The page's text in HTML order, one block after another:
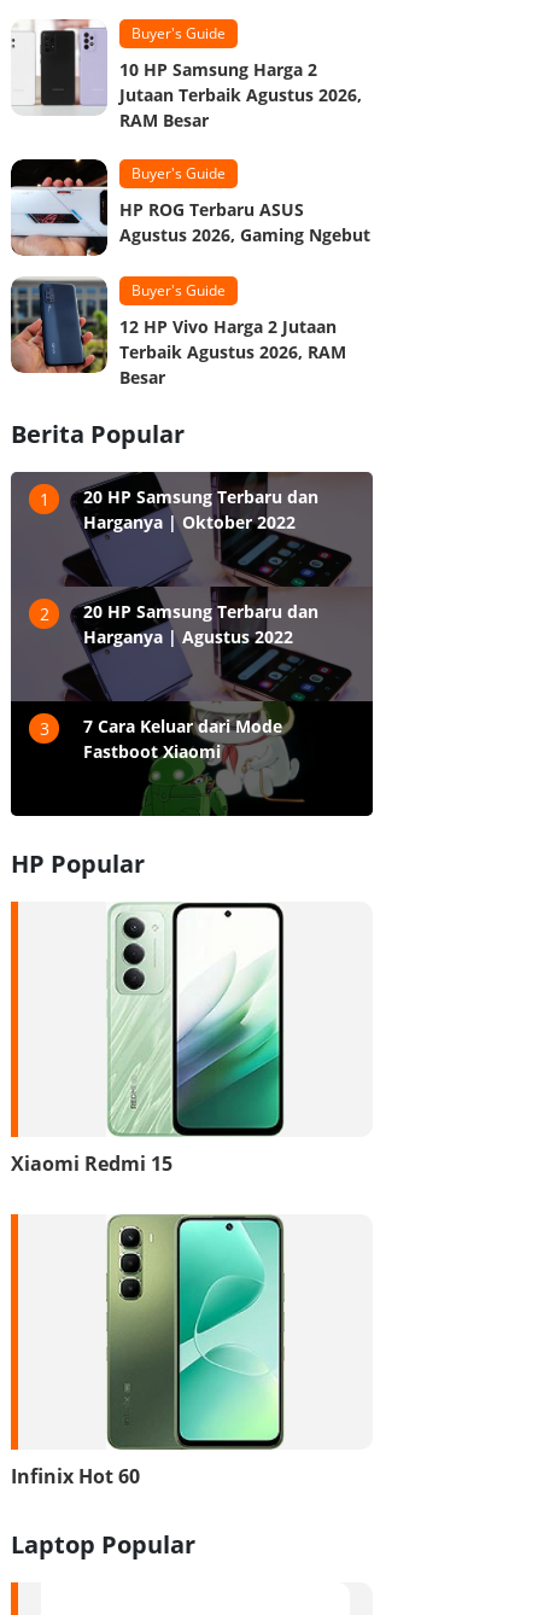
Buyer's Guide
10 HP Samsung Harga 2
Jutaan Terbaik Agustus 2026,
RAM Besar
Buyer's Guide
HP ROG Terbaru ASUS
Agustus 2026, Gaming Ngebut
Buyer's Guide
12 HP Vivo Harga 2 Jutaan
Terbaik Agustus 2026, RAM
Besar
Berita Popular
1
20 HP Samsung Terbaru dan
Harganya | Oktober 2022
2
20 HP Samsung Terbaru dan
Harganya | Agustus 2022
3
7 Cara Keluar dari Mode
Fastboot Xiaomi
HP Popular
Xiaomi Redmi 15
Infinix Hot 60
Laptop Popular